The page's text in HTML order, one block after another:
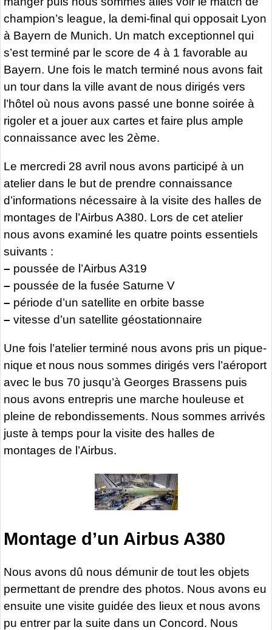
champion’s league, la demi-final qui opposait Lyon
à Bayern de Munich. Un match exceptionnel qui
s’est terminé par le score de 4 à 1 favorable au
Bayern. Une fois le match terminé nous avons fait
un tour dans la ville avant de nous dirigés vers
l’hôtel où nous avons passé une bonne soirée à
rigoler et a jouer aux cartes et faire plus ample
connaissance avec les 2ème.
Le mercredi 28 avril nous avons participé à un
atelier dans le but de prendre connaissance
d’informations nécessaire à la visite des halles de
montages de l’Airbus A380. Lors de cet atelier
nous avons examiné les quatre points essentiels
suivants :
– poussée de l’Airbus A319
– poussée de la fusée Saturne V
– période d’un satellite en orbite basse
– vitesse d’un satellite géostationnaire
Une fois l’atelier terminé nous avons pris un pique-
nique et nous nous sommes dirigés vers l’aéroport
avec le bus 70 jusqu’à Georges Brassens puis
nous avons entrepris une marche houleuse et
pleine de rebondissements. Nous sommes arrivés
juste à temps pour la visite des halles de
montages de l’Airbus.
Montage d’un Airbus A380
Nous avons dû nous démunir de tout les objets
permettant de prendre des photos. Nous avons eu
ensuite une visite guidée des lieux et nous avons
pu entrer par la suite dans un Concord. Nous